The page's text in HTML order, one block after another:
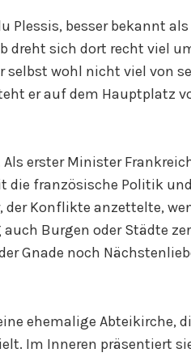
Plessis, besser bekannt
dreht sich dort recht viel
selbst wohl nicht viel von
er auf dem Hauptplatz
erster Minister
die französische Politik
Konflikte anzettelte,
Burgen oder Städte
Gnade noch
ehemalige Abteikirche,
Im Inneren präsentiert